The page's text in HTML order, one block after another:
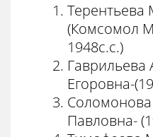
Терентьева
(Комсомол
1948с.с.)
Гаврильева
Егоровна-
Соломонова
Павловна-